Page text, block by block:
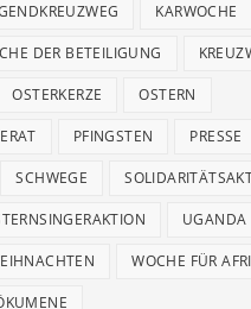
KARWOCHE
DER BETEILIGUNG
OSTERKERZE OSTERN
PFINGSTEN PRESSE
SCHWEGE
UGANDA
WOCHE FÜR